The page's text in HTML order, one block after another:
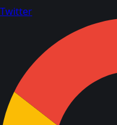
Twitter